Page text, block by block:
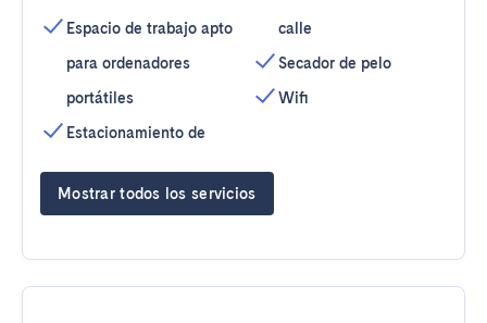
Espacio de trabajo apto
para ordenadores
portátiles
Estacionamiento de
calle
Secador de pelo
Wifi
Mostrar todos los servicios